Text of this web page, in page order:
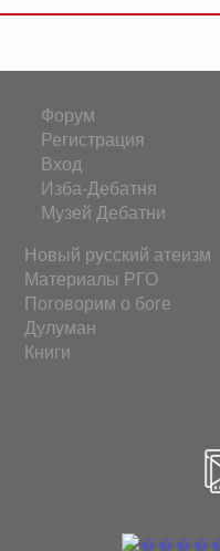
Форум
Регистрация
Вход
Изба-Дебатня
Музей Дебатни
Новый русский атеизм
Материалы РГО
Поговорим о боге
Дулуман
Книги